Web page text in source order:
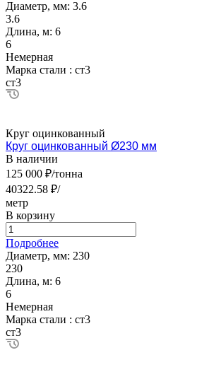
Диаметр, мм: 3.6
3.6
Длина, м: 6
6
Немерная
Марка стали : ст3
ст3
Круг оцинкованный
Круг оцинкованный Ø230 мм
В наличии
125 000 ₽/тонна
40322.58 ₽/
метр
В корзину
Подробнее
Диаметр, мм: 230
230
Длина, м: 6
6
Немерная
Марка стали : ст3
ст3